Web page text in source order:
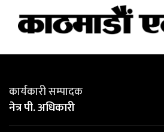
कार्यकारी सम्पादक
नेत्र पी. अधिकारी